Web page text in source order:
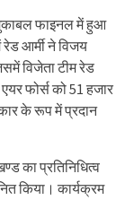
फाइनल में हुआ
आर्मी ने विजय
विजेता टीम रेड
फोर्स को 51 हजार
के रूप में प्रदान
का प्रतिनिधित्व
किया। कार्यक्रम